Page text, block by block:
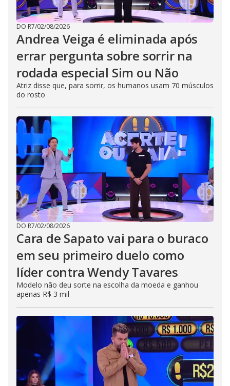
DO R7/02/08/2026
Andrea Veiga é eliminada após
errar pergunta sobre sorrir na
rodada especial Sim ou Não
Atriz disse que, para sorrir, os humanos usam 70 músculos
do rosto
DO R7/02/08/2026
Cara de Sapato vai para o buraco
em seu primeiro duelo como
líder contra Wendy Tavares
Modelo não deu sorte na escolha da moeda e ganhou
apenas R$ 3 mil